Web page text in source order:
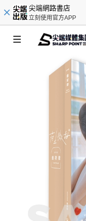
尖端網路書店
立刻使用官方APP